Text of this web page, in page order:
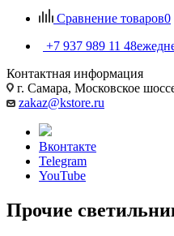
Сравнение товаров0
+7 937 989 11 48
Контактная информация
г. Самара, Московское
zakaz@kstore.ru
Вконтакте
Telegram
YouTube
Прочие